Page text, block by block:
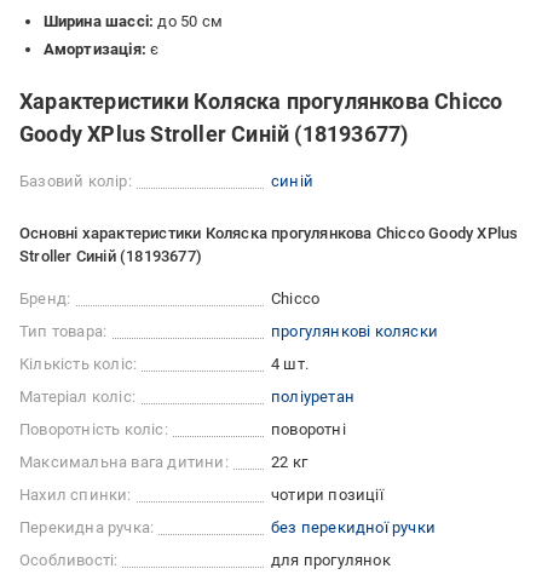
Ширина шассі: до 50 см
Амортизація: є
Характеристики Коляска прогулянкова Chicco
Goody XPlus Stroller Синій (18193677)
Базовий колір: синій
Основні характеристики Коляска прогулянкова Chicco Goody XPlus
Stroller Синій (18193677)
Бренд:
Chicco
Тип товара:
прогулянкові коляски
Кількість коліс:
4 шт.
Матеріал коліс:
поліуретан
Поворотність коліс:
поворотні
Максимальна вага дитини:
22 кг
Нахил спинки:
чотири позиції
Перекидна ручка:
без перекидної ручки
Особливості:
для прогулянок